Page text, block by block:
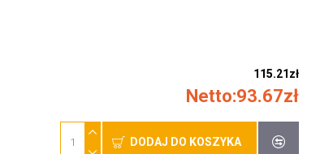
115.21zł
Netto:93.67zł
DODAJ DO KOSZYKA